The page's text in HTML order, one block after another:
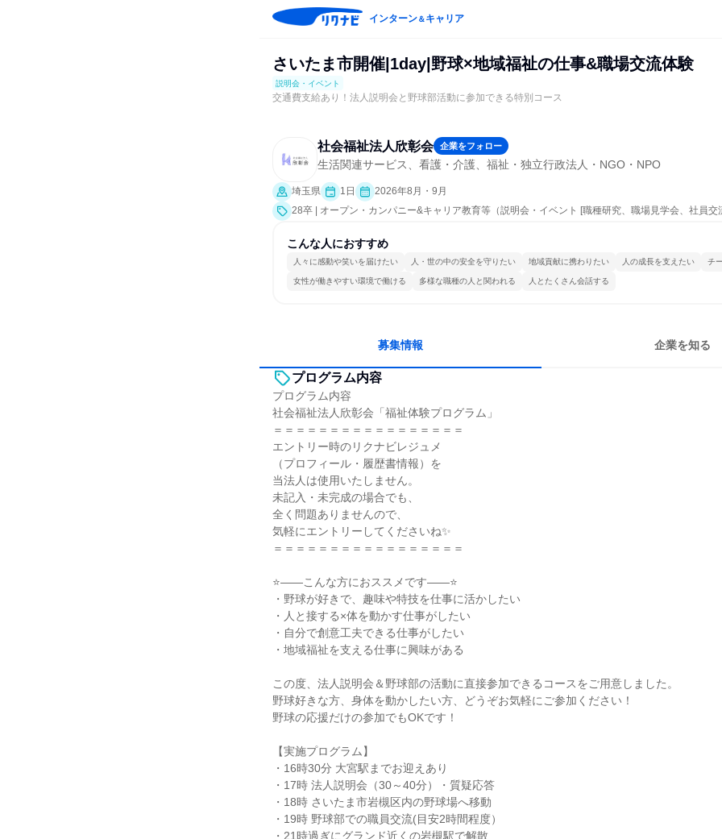
インターン＆キャリア
さいたま市開催|1day|野球×地域福祉の仕事&職場交流体験
説明会・イベント
交通費支給あり！法人説明会と野球部活動に参加できる特別コース
社会福祉法人欣彰会 企業をフォロー
生活関連サービス、看護・介護、福祉・独立行政法人・NGO・NPO
埼玉県 1日
2026年8月・9月
28卒 | オープン・カンパニー&キャリア教育等（説明会・イベント [職種研究、職場見学会、社員交
こんな人におすすめ
人々に感動や笑いを届けたい 人・世の中の安全を守りたい 地域貢献に携わりたい 人の成長を支えたい チ
女性が働きやすい環境で働ける 多様な職種の人と関われる 人とたくさん会話する
募集情報 企業を知る
プログラム内容
プログラム内容
社会福祉法人欣彰会「福祉体験プログラム」
＝＝＝＝＝＝＝＝＝＝＝＝＝＝＝＝＝
エントリー時のリクナビレジュメ
（プロフィール・履歴書情報）を
当法人は使用いたしません。
未記入・未完成の場合でも、
全く問題ありませんので、
気軽にエントリーしてくださいね✨
＝＝＝＝＝＝＝＝＝＝＝＝＝＝＝＝＝
⭐――こんな方におススメです――⭐
・野球が好きで、趣味や特技を仕事に活かしたい
・人と接する×体を動かす仕事がしたい
・自分で創意工夫できる仕事がしたい
・地域福祉を支える仕事に興味がある
この度、法人説明会＆野球部の活動に直接参加できるコースをご用意しました。
野球好きな方、身体を動かしたい方、どうぞお気軽にご参加ください！
野球の応援だけの参加でもOKです！
【実施プログラム】
・16時30分 大宮駅までお迎えあり
・17時 法人説明会（30～40分）・質疑応答
・18時 さいたま市岩槻区内の野球場へ移動
・19時 野球部での職員交流(目安2時間程度）
・21時過ぎにグランド近くの岩槻駅で解散